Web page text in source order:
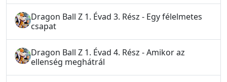
Dragon Ball Z 1. Évad 3. Rész - Egy félelmetes
csapat
Dragon Ball Z 1. Évad 4. Rész - Amikor az
ellenség meghátrál